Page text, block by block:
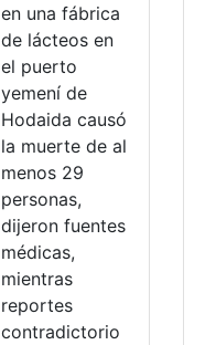
en una fábrica
de lácteos en
el puerto
yemení de
Hodaida causó
la muerte de al
menos 29
personas,
dijeron fuentes
médicas,
mientras
reportes
contradictorio